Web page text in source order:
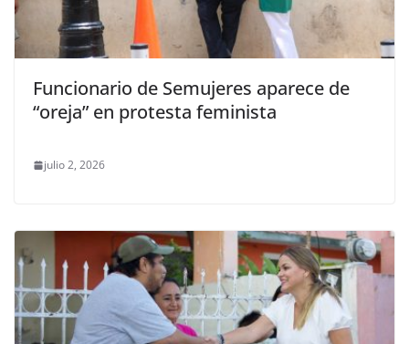
Funcionario de Semujeres aparece de
“oreja” en protesta feminista
julio 2, 2026